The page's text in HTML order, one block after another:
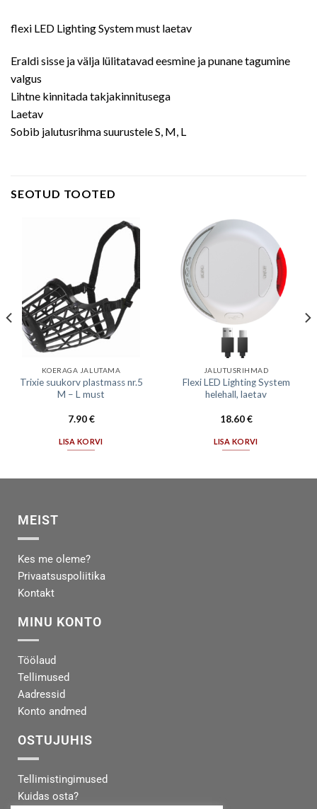
flexi LED Lighting System must laetav
Eraldi sisse ja välja lülitatavad eesmine ja punane tagumine
valgus
Lihtne kinnitada takjakinnitusega
Laetav
Sobib jalutusrihma suurustele S, M, L
SEOTUD TOOTED
KOERAGA JALUTAMA
Trixie suukorv plastmass nr.5
M – L must
7.90€
LISA KORVI
JALUTUSRIHMAD
Flexi LED Lighting System
helehall, laetav
18.60€
LISA KORVI
MEIST
Kes me oleme?
Privaatsuspoliitika
Kontakt
MINU KONTO
Töölaud
Tellimused
Aadressid
Konto andmed
OSTUJUHIS
Tellimistingimused
Kuidas osta?